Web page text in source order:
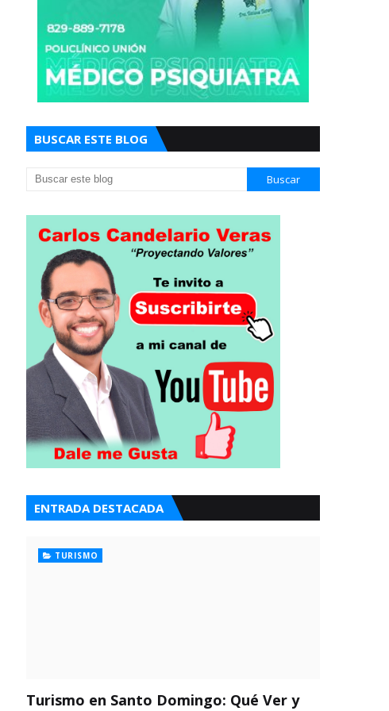
BUSCAR ESTE BLOG
ENTRADA DESTACADA
TURISMO
Turismo en Santo Domingo: Qué Ver y